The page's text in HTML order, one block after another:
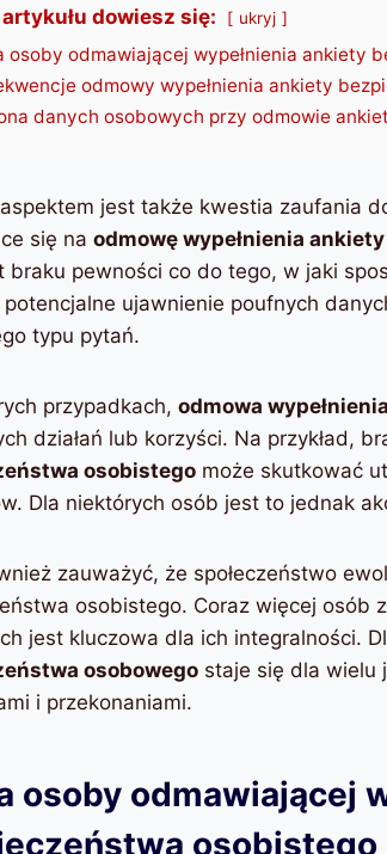
dowiesz się: ukryj
osoby odmawiającej wypełnienia ankiety
odmowy wypełnienia ankiety
danych osobowych przy odmowie
jest także kwestia zaufania
się na odmowę wypełnienia
braku pewności co do tego, w jaki
ujawnienie poufnych
typu pytań.
przypadkach, odmowa
działań lub korzyści. Na przykład,
osobistego może skutkować
Dla niektórych osób jest to jednak
zauważyć, że społeczeństwo
osobistego. Coraz więcej osób
jest kluczowa dla ich integralności.
osobowego staje się dla wielu
i przekonaniami.
osoby odmawiającej
osobistego